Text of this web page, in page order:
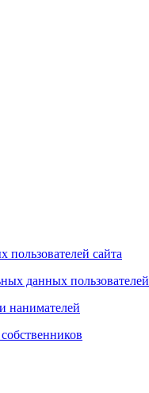
сайта
данных пользователей
нанимателей